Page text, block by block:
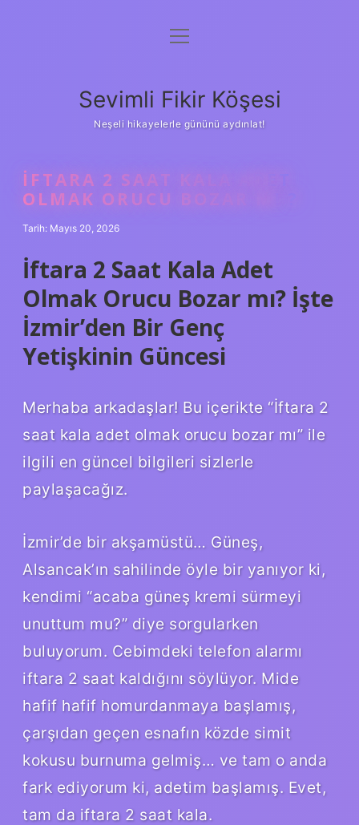
Anasayfa
Yasal Uyarı
menüyü
Sevimli Fikir Köşesi
Neşeli hikayelerle gününü aydınlat!
İFTARA 2 SAAT KALA ADET
OLMAK ORUCU BOZAR MI ?
Tarih: Mayıs 20, 2026
İftara 2 Saat Kala Adet
Olmak Orucu Bozar mı? İşte
İzmir’den Bir Genç
Yetişkinin Güncesi
Merhaba arkadaşlar! Bu içerikte “İftara 2
saat kala adet olmak orucu bozar mı” ile
ilgili en güncel bilgileri sizlerle
paylaşacağız.
İzmir’de bir akşamüstü… Güneş,
Alsancak’ın sahilinde öyle bir yanıyor ki,
kendimi “acaba güneş kremi sürmeyi
unuttum mu?” diye sorgularken
buluyorum. Cebimdeki telefon alarmı
iftara 2 saat kaldığını söylüyor. Mide
hafif hafif homurdanmaya başlamış,
çarşıdan geçen esnafın közde simit
kokusu burnuma gelmiş… ve tam o anda
fark ediyorum ki, adetim başlamış. Evet,
tam da iftara 2 saat kala.